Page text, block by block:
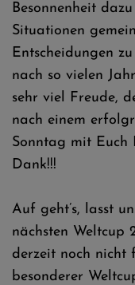
Besonnenheit
Situationen
Entscheidungen
nach so vielen
sehr viel Freude,
nach einem
Sonntag mit Euch
Dank!!!
Auf geht’s, lasst
nächsten Weltcup
derzeit noch nicht
besonderer